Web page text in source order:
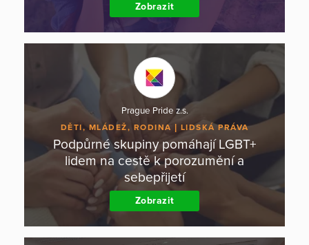
Zobrazit
Prague Pride z.s.
DĚTI, MLÁDEŽ, RODINA LIDSKÁ PRÁVA
Podpůrné skupiny pomáhají LGBT+
lidem na cestě k porozumění a
sebepřijetí
Zobrazit